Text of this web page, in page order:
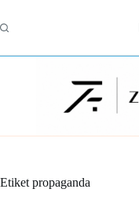
content
Etiket propaganda